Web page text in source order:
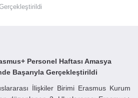
Personel Haftası Amasya
Başarıyla Gerçekleştirildi
İlişkiler Birimi Erasmus Kurum